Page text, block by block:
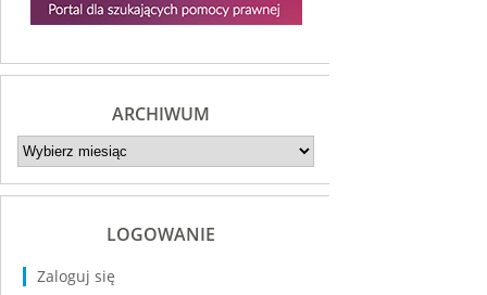
ARCHIWUM
Archiwum
LOGOWANIE
Zaloguj się